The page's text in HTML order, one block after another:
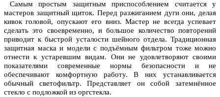
Самым простым защитным приспособлением считается у
мастеров защитный щиток. Перед разжиганием дуги они, делая
кивок головой, опускают его вниз. Мастер не всегда успевает
сделать это своевременно, и большое количество повторений
приводит к быстрой усталости шейного отдела. Традиционная
защитная маска и модели с подъёмным фильтром тоже можно
отнести к устаревшим видам. Они не удовлетворяют своими
показателями современные нормы безопасности и не
обеспечивают комфортную работу. В них устанавливается
обычный светофильтр. Представляет он собой затемнённое
стекло с подложкой из оргстекла.